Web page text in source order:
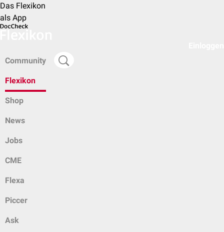
Das Flexikon
als App
Community
Flexikon
Shop
News
Jobs
CME
Flexa
Piccer
Ask